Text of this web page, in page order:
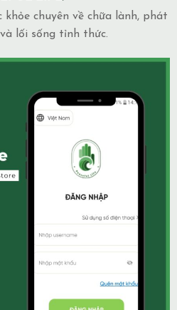
khỏe chuyên về chữa lành, phát
lối sống tỉnh thức.